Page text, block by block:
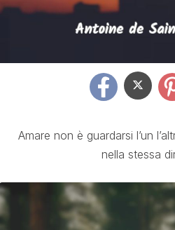
Amare non è guardarsi l’un
nella stessa